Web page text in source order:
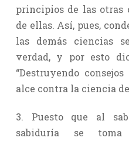
principios de las otras
de ellas. Así, pues,
las demás ciencias
verdad, y por esto
“Destruyendo
alce contra la ciencia de
3. Puesto que al
sabiduría se